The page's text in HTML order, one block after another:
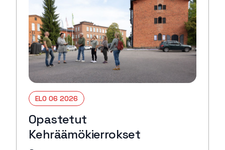
ELO 06 2026
Opastetut
Kehräämökierrokset